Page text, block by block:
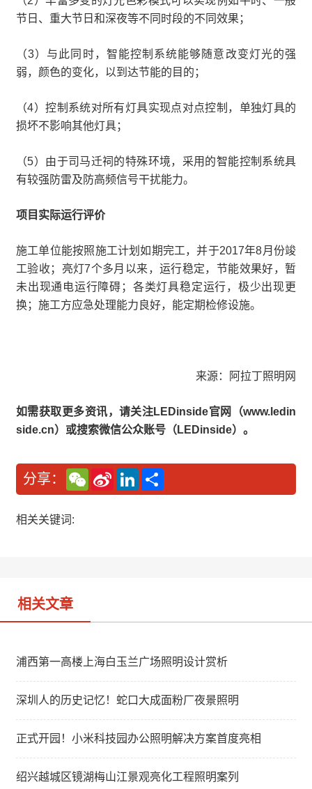
节日、重大节日和深夜等不同时段的不同效果；
（3）与此同时，智能控制系统能够随意改变灯光的强
弱，颜色的变化，以到达节能的目的；
（4）控制系统对所有灯具实现点对点控制，单独灯具的
损坏不影响其他灯具；
（5）由于司马迁祠的特殊环境，采用的智能控制系统具
有较强防雷及防高频信号干扰能力。
项目实际运行评价
施工单位能按照施工计划如期完工，并于2017年8月份竣
工验收；亮灯7个多月以来，运行稳定，节能效果好，暂
未出现通电运行障碍；各类灯具稳定运行，极少出现更
换；施工方应急处理能力良好，能定期检修设施。
来源：阿拉丁照明网
如需获取更多资讯，请关注LEDinside官网（www.ledin
side.cn）或搜索微信公众账号（LEDinside）。
分享：
W
e
C
S
n
L
n
相关关键词:
相关文章
浦西第一高楼上海白玉兰广场照明设计赏析
深圳人的历史记忆！蛇口大成面粉厂夜景照明
正式开园！小米科技园办公照明解决方案首度亮相
绍兴越城区镜湖梅山江景观亮化工程照明案列